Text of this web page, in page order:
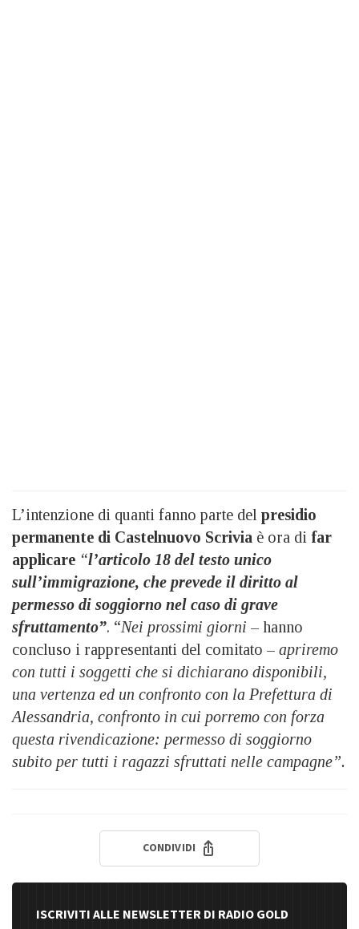
L’intenzione di quanti fanno parte del presidio
permanente di Castelnuovo Scrivia è ora di far
applicare “l’articolo 18 del testo unico
sull’immigrazione, che prevede il diritto al
permesso di soggiorno nel caso di grave
sfruttamento”. “Nei prossimi giorni – hanno
concluso i rappresentanti del comitato – apriremo
con tutti i soggetti che si dichiarano disponibili,
una vertenza ed un confronto con la Prefettura di
Alessandria, confronto in cui porremo con forza
questa rivendicazione: permesso di soggiorno
subito per tutti i ragazzi sfruttati nelle campagne”.
CONDIVIDI
ISCRIVITI ALLE NEWSLETTER DI RADIO GOLD